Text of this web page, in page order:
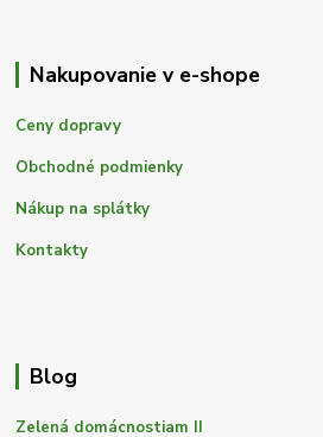
Nakupovanie v e-shope
Ceny dopravy
Obchodné podmienky
Nákup na splátky
Kontakty
Blog
Zelená domácnostiam II